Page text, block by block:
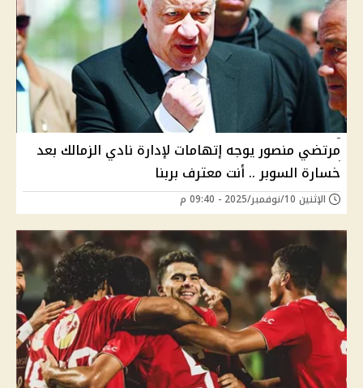
مرتضي منصور يوجه إتهامات لإدارة نادي الزمالك بعد
خسارة السوبر .. أنت معترف بربنا
الإثنين 10/نوفمبر/2025 - 09:40 م